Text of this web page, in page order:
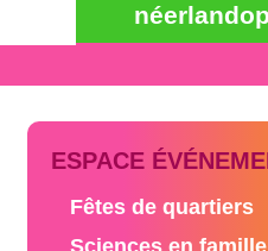
ESPACE
Fêtes de quartiers
Sciences en famille